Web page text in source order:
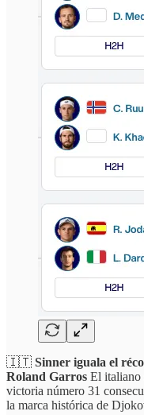
🇮🇹 Sinner iguala el
Roland Garros El italiano
victoria número 31
la marca histórica de